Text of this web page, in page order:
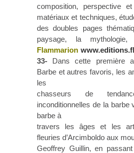
composition, perspective
matériaux et techniques,
des doubles pages
paysage, la
Flammarion
33- Dans cette première
Barbe et autres favoris, les
les
chasseurs de
inconditionnelles de la barbe
barbe à
travers les âges et les
fleuries d’Arcimboldo aux
Geoffrey Guillin, en